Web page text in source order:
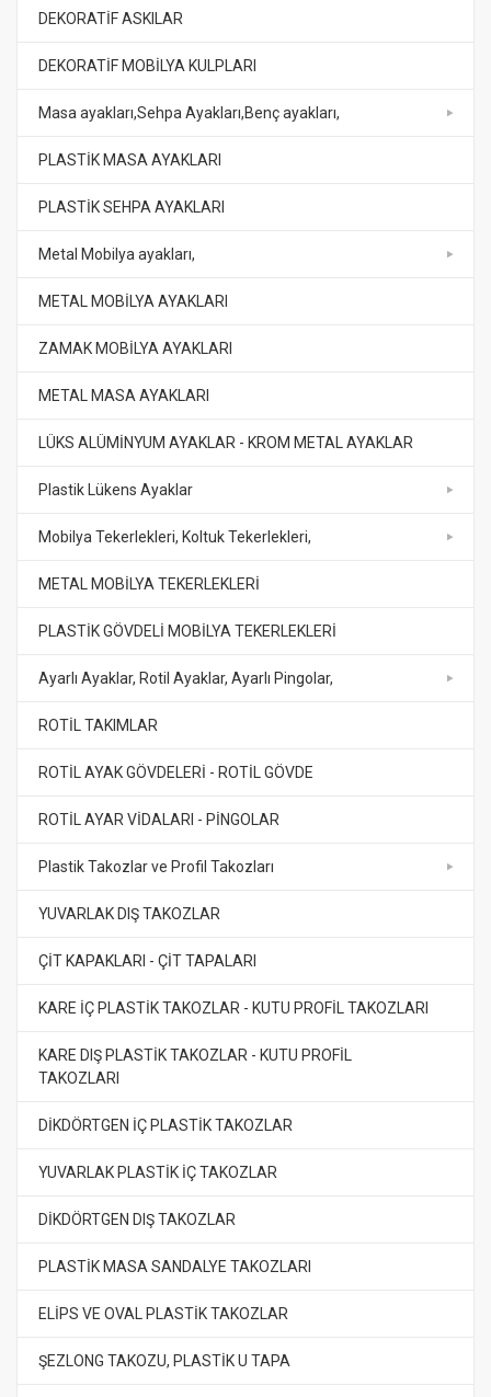
DEKORATİF ASKILAR
DEKORATİF MOBİLYA KULPLARI
Masa ayakları,Sehpa Ayakları,Benç ayakları,
PLASTİK MASA AYAKLARI
PLASTİK SEHPA AYAKLARI
Metal Mobilya ayakları,
METAL MOBİLYA AYAKLARI
ZAMAK MOBİLYA AYAKLARI
METAL MASA AYAKLARI
LÜKS ALÜMİNYUM AYAKLAR - KROM METAL AYAKLAR
Plastik Lükens Ayaklar
Mobilya Tekerlekleri, Koltuk Tekerlekleri,
METAL MOBİLYA TEKERLEKLERİ
PLASTİK GÖVDELİ MOBİLYA TEKERLEKLERİ
Ayarlı Ayaklar, Rotil Ayaklar, Ayarlı Pingolar,
ROTİL TAKIMLAR
ROTİL AYAK GÖVDELERİ - ROTİL GÖVDE
ROTİL AYAR VİDALARI - PİNGOLAR
Plastik Takozlar ve Profil Takozları
YUVARLAK DIŞ TAKOZLAR
ÇİT KAPAKLARI - ÇİT TAPALARI
KARE İÇ PLASTİK TAKOZLAR - KUTU PROFİL TAKOZLARI
KARE DIŞ PLASTİK TAKOZLAR - KUTU PROFİL
TAKOZLARI
DİKDÖRTGEN İÇ PLASTİK TAKOZLAR
YUVARLAK PLASTİK İÇ TAKOZLAR
DİKDÖRTGEN DIŞ TAKOZLAR
PLASTİK MASA SANDALYE TAKOZLARI
ELİPS VE OVAL PLASTİK TAKOZLAR
ŞEZLONG TAKOZU, PLASTİK U TAPA